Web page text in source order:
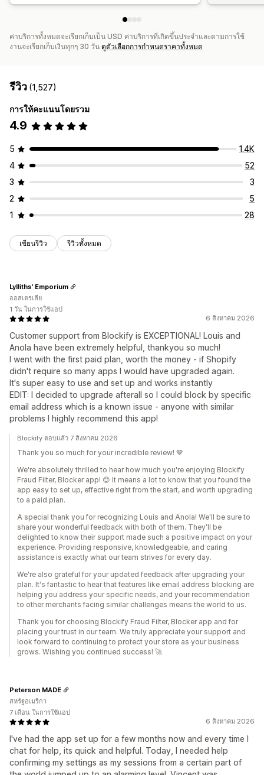
ค่าบริการทั้งหมดจะเรียกเก็บเป็น USD ค่าบริการที่เกิดขึ้นประจำและตามการใช้
งานจะเรียกเก็บเงินทุกๆ 30 วัน ดูตัวเลือกการกำหนดราคาทั้งหมด
รีวิว (1,527)
การให้คะแนนโดยรวม
4.9
5
1.4K
4
52
3
3
2
5
1
28
เขียนรีวิว รีวิวทั้งหมด
6 สิงหาคม 2026
Customer support from Blockify is EXCEPTIONAL! Louis and
Anola have been extremely helpful, thankyou so much!
I went with the first paid plan, worth the money - if Shopify
didn't require so many apps I would have upgraded again.
It's super easy to use and set up and works instantly
EDIT: I decided to upgrade afterall so I could block by specific
email address which is a known issue - anyone with similar
problems I highly recommend this app!
Lylliths' Emporium
ออสเตรเลีย
1 วัน ในการใช้แอป
Blockify ตอบแล้ว 7 สิงหาคม 2026
Thank you so much for your incredible review! 💙
We're absolutely thrilled to hear how much you're enjoying Blockify
Fraud Filter, Blocker app! 😊 It means a lot to know that you found the
app easy to set up, effective right from the start, and worth upgrading
to a paid plan.
A special thank you for recognizing Louis and Anola! We'll be sure to
share your wonderful feedback with both of them. They'll be
delighted to know their support made such a positive impact on your
experience. Providing responsive, knowledgeable, and caring
assistance is exactly what our team strives for every day.
We're also grateful for your updated feedback after upgrading your
plan. It's fantastic to hear that features like email address blocking are
helping you address your specific needs, and your recommendation
to other merchants facing similar challenges means the world to us.
Thank you for choosing Blockify Fraud Filter, Blocker app and for
placing your trust in our team. We truly appreciate your support and
look forward to continuing to protect your store as your business
grows. Wishing you continued success! 🚀
6 สิงหาคม 2026
I've had the app set up for a few months now and every time I
chat for help, its quick and helpful. Today, I needed help
confirming my settings as my sessions from a certain part of
Peterson MADE
สหรัฐอเมริกา
7 เดือน ในการใช้แอป